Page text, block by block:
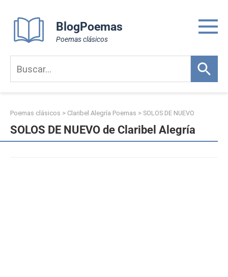
content
BlogPoemas
Poemas clásicos
Poemas clásicos > Claribel Alegría Poemas > SOLOS DE NUEVO
SOLOS DE NUEVO de Claribel Alegría